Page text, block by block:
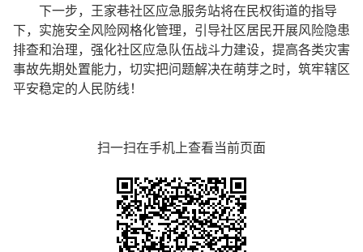
下一步，王家巷社区应急服务站将在民权街道的指导
下，实施安全风险网格化管理，引导社区居民开展风险隐患
排查和治理，强化社区应急队伍战斗力建设，提高各类灾害
事故先期处置能力，切实把问题解决在萌芽之时，筑牢辖区
平安稳定的人民防线！
扫一扫在手机上查看当前页面